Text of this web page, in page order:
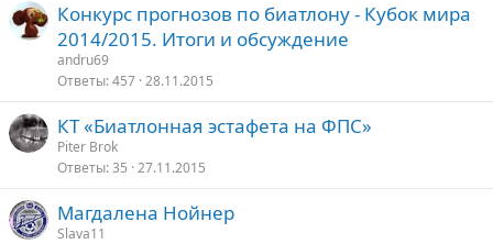
Конкурс прогнозов по биатлону - Кубок мира
2014/2015. Итоги и обсуждение
andru69
Ответы 457 28.11.2015
КТ «Биатлонная эстафета на ФПС»
Piter Brok
Ответы 35 27.11.2015
Магдалена Нойнер
Slava11